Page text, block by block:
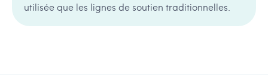
utilisée que les lignes de soutien traditionnelles.